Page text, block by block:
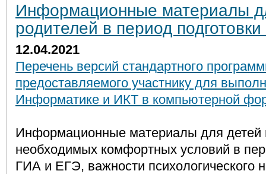
Информационные материалы
родителей в период
12.04.2021
Перечень версий стандартного
предоставляемого участнику для
Информатике и ИКТ в компьютерной
Информационные материалы для детей
необходимых комфортных условий в
ГИА и ЕГЭ, важности психологического